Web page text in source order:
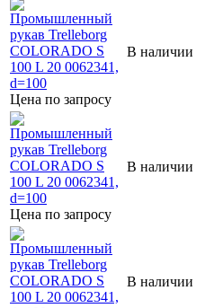
Цена по запросу
В наличии
Цена по запросу
В наличии
В наличии